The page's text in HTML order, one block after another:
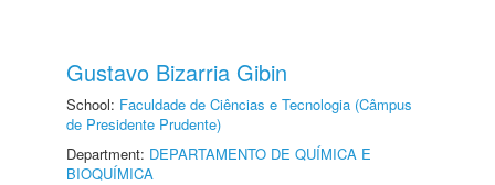
Gustavo Bizarria Gibin
School: Faculdade de Ciências e Tecnologia (Câmpus
de Presidente Prudente)
Department: DEPARTAMENTO DE QUÍMICA E
BIOQUÍMICA